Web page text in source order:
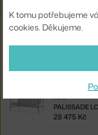
Související produkty
LAVIČKA
28 475 Kč
PALISSADE
HAY
28 475 Kč
K tomu potřebujeme
cookies. Děkujeme.